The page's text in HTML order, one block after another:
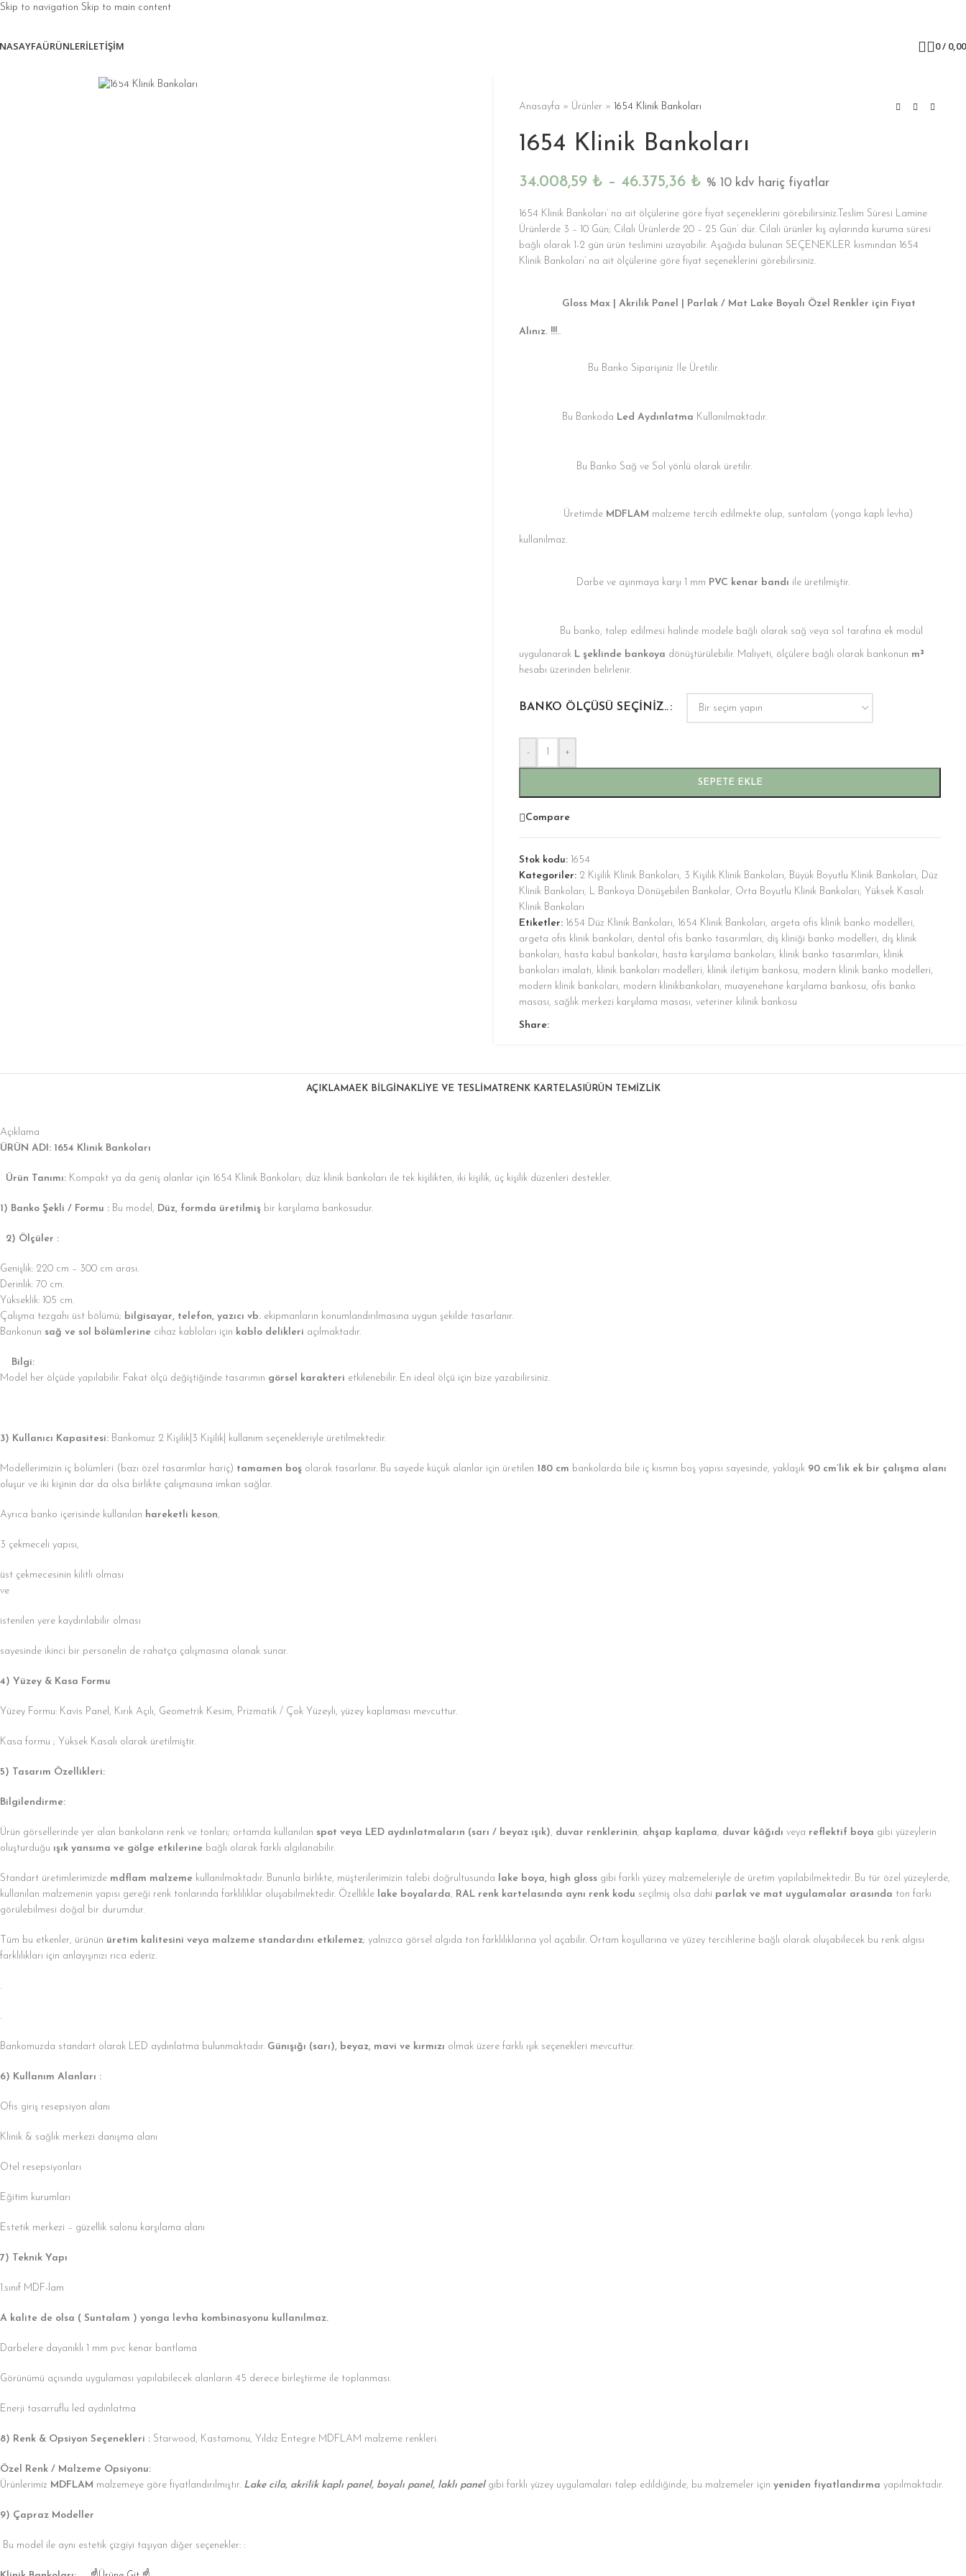
Skip to navigation Skip to main content
ÜRÜNLER
Bankoları
Bankoları
İLETIŞIM 0/
Anasayfa » Ürünler » 1654 Klinik Bankoları
1654 Klinik Bankoları
34.008,59 ₺ – 46.375,36 ₺ % 10 kdv hariç fiyatlar
1654 Klinik Bankoları’ na ait ölçülerine göre fiyat seçeneklerini görebilirsiniz.Teslim Süresi Lamine
Ürünlerde 3 – 10 Gün; Cilalı Ürünlerde 20 – 25 Gün’ dür. Cilalı ürünler kış aylarında kuruma süresi
bağlı olarak 1-2 gün ürün teslimini uzayabilir. Aşağıda bulunan SEÇENEKLER kısmından 1654
Klinik Bankoları’ na ait ölçülerine göre fiyat seçeneklerini görebilirsiniz.
Gloss Max | Akrilik Panel | Parlak / Mat Lake Boyalı Özel Renkler için Fiyat
Alınız. !!!..
Bu Banko Siparişiniz İle Üretilir.
Bu Bankoda Led Aydınlatma Kullanılmaktadır.
Bu Banko Sağ ve Sol yönlü olarak üretilir.
Üretimde MDFLAM malzeme tercih edilmekte olup, suntalam (yonga kaplı levha)
kullanılmaz.
Darbe ve aşınmaya karşı 1 mm PVC kenar bandı ile üretilmiştir.
Bu banko, talep edilmesi halinde modele bağlı olarak sağ veya sol tarafına ek modül
uygulanarak L şeklinde bankoya dönüştürülebilir. Maliyeti, ölçülere bağlı olarak bankonun m²
hesabı üzerinden belirlenir.
BANKO ÖLÇÜSÜ SEÇINIZ..
- +
SEPETE EKLE
Compare
Stok kodu: 1654
Kategoriler: 2 Kişilik Klinik Bankoları, 3 Kişilik Klinik Bankoları, Büyük Boyutlu Klinik Bankoları, Düz
Klinik Bankoları, L Bankoya Dönüşebilen Bankolar, Orta Boyutlu Klinik Bankoları, Yüksek Kasalı
Klinik Bankoları
Etiketler: 1654 Düz Klinik Bankoları, 1654 Klinik Bankoları, argeta ofis klinik banko modelleri,
argeta ofis klinik bankoları, dental ofis banko tasarımları, diş kliniği banko modelleri, diş klinik
bankoları, hasta kabul bankoları, hasta karşılama bankoları, klinik banko tasarımları, klinik
bankoları imalatı, klinik bankoları modelleri, klinik iletişim bankosu, modern klinik banko modelleri,
modern klinik bankoları, modern klinikbankoları, muayenehane karşılama bankosu, ofis banko
masası, sağlık merkezi karşılama masası, veteriner kilinik bankosu
Share:
AÇIKLAMAEK BILGI NAKLIYE VE TESLIMAT RENK KARTELASI ÜRÜN TEMİZLİK
Açıklama
ÜRÜN ADI: 1654 Klinik Bankoları
Ürün Tanımı: Kompakt ya da geniş alanlar için 1654 Klinik Bankoları; düz klinik bankoları ile tek kişilikten, iki kişilik, üç kişilik düzenleri destekler.
1) Banko Şekli / Formu : Bu model, Düz, formda üretilmiş bir karşılama bankosudur.
2) Ölçüler :
Genişlik: 220 cm – 300 cm arası.
Derinlik: 70 cm.
Yükseklik: 105 cm.
Çalışma tezgahı üst bölümü; bilgisayar, telefon, yazıcı vb. ekipmanların konumlandırılmasına uygun şekilde tasarlanır.
Bankonun sağ ve sol bölümlerine cihaz kabloları için kablo delikleri açılmaktadır.
Bilgi:
Model her ölçüde yapılabilir. Fakat ölçü değiştiğinde tasarımın görsel karakteri etkilenebilir. En ideal ölçü için bize yazabilirsiniz.
3) Kullanıcı Kapasitesi: Bankomuz 2 Kişilik|3 Kişilik| kullanım seçenekleriyle üretilmektedir.
Modellerimizin iç bölümleri (bazı özel tasarımlar hariç) tamamen boş olarak tasarlanır. Bu sayede küçük alanlar için üretilen 180 cm bankolarda bile iç kısmın boş yapısı sayesinde, yaklaşık 90 cm’lik ek bir çalışma alanı
oluşur ve iki kişinin dar da olsa birlikte çalışmasına imkan sağlar.
Ayrıca banko içerisinde kullanılan hareketli keson,
3 çekmeceli yapısı,
üst çekmecesinin kilitli olması
ve
istenilen yere kaydırılabilir olması
sayesinde ikinci bir personelin de rahatça çalışmasına olanak sunar.
4) Yüzey & Kasa Formu
Yüzey Formu: Kavis Panel, Kırık Açılı, Geometrik Kesim, Prizmatik / Çok Yüzeyli, yüzey kaplaması mevcuttur.
Kasa formu ; Yüksek Kasalı olarak üretilmiştir.
5) Tasarım Özellikleri:
Bilgilendirme:
Ürün görsellerinde yer alan bankoların renk ve tonları; ortamda kullanılan spot veya LED aydınlatmaların (sarı / beyaz ışık), duvar renklerinin, ahşap kaplama, duvar kâğıdı veya reflektif boya gibi yüzeylerin
oluşturduğu ışık yansıma ve gölge etkilerine bağlı olarak farklı algılanabilir.
Standart üretimlerimizde mdflam malzeme kullanılmaktadır. Bununla birlikte, müşterilerimizin talebi doğrultusunda lake boya, high gloss gibi farklı yüzey malzemeleriyle de üretim yapılabilmektedir. Bu tür özel yüzeylerde,
kullanılan malzemenin yapısı gereği renk tonlarında farklılıklar oluşabilmektedir. Özellikle lake boyalarda, RAL renk kartelasında aynı renk kodu seçilmiş olsa dahi parlak ve mat uygulamalar arasında ton farkı
görülebilmesi doğal bir durumdur.
Tüm bu etkenler, ürünün üretim kalitesini veya malzeme standardını etkilemez; yalnızca görsel algıda ton farklılıklarına yol açabilir. Ortam koşullarına ve yüzey tercihlerine bağlı olarak oluşabilecek bu renk algısı
farklılıkları için anlayışınızı rica ederiz.
.
.
Bankomuzda standart olarak LED aydınlatma bulunmaktadır. Günışığı (sarı), beyaz, mavi ve kırmızı olmak üzere farklı ışık seçenekleri mevcuttur.
6) Kullanım Alanları :
Ofis giriş resepsiyon alanı
Klinik & sağlık merkezi danışma alanı
Otel resepsiyonları
Eğitim kurumları
Estetik merkezi – güzellik salonu karşılama alanı
7) Teknik Yapı
1.sınıf MDF-lam
A kalite de olsa ( Suntalam ) yonga levha kombinasyonu kullanılmaz.
Darbelere dayanıklı 1 mm pvc kenar bantlama
Görünümü açısında uygulaması yapılabilecek alanların 45 derece birleştirme ile toplanması.
Enerji tasarruflu led aydınlatma
8) Renk & Opsiyon Seçenekleri : Starwood, Kastamonu, Yıldız Entegre MDFLAM malzeme renkleri.
Özel Renk / Malzeme Opsiyonu:
Ürünlerimiz MDFLAM malzemeye göre fiyatlandırılmıştır. Lake cila, akrilik kaplı panel, boyalı panel, laklı panel gibi farklı yüzey uygulamaları talep edildiğinde, bu malzemeler için yeniden fiyatlandırma yapılmaktadır.
9) Çapraz Modeller
Bu model ile aynı estetik çizgiyi taşıyan diğer seçenekler: :